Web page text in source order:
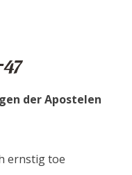
der Apostelen
ernstig toe